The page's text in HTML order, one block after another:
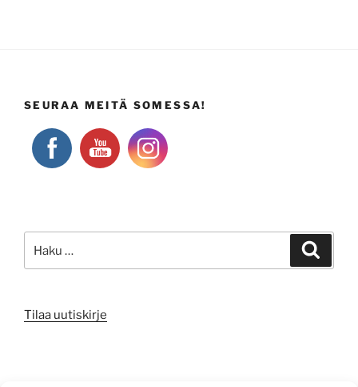
SEURAA MEITÄ SOMESSA!
Tilaa uutiskirje